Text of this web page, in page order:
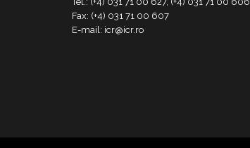
Fax: (+4) 031 71 00 607
E-mail: icr@icr.ro